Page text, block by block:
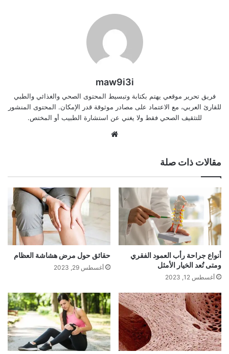
maw9i3i
فريق تحرير موقعي يهتم بكتابة وتبسيط المحتوى الصحي والغذائي والطبي
للقارئ العربي، مع الاعتماد على مصادر موثوقة قدر الإمكان. المحتوى المنشور
للتثقيف الصحي فقط ولا يغني عن استشارة الطبيب أو المختص.
مقالات ذات صلة
أنواع جراحة رأب العمود الفقري
ومتى تُعد الخيار الأمثل
أغسطس 12, 2023
حقائق حول مرض هشاشة العظام
أغسطس 29, 2023